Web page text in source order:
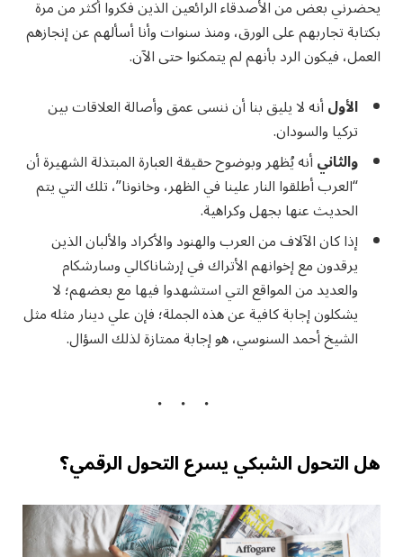
يحضرني بعض من الأصدقاء الرائعين الذين فكروا أكثر من مرة
بكتابة تجاربهم على الورق، ومنذ سنوات وأنا أسألهم عن إنجازهم
العمل، فيكون الرد بأنهم لم يتمكنوا حتى الآن.
الأولأنه لا يليق بنا أن ننسى عمق وأصالة العلاقات بين
تركيا والسودان.
والثانيأنه يُظهر وبوضوح حقيقة العبارة المبتذلة الشهيرة أن
“العرب أطلقوا النار علينا في الظهر، وخانونا”، تلك التي يتم
الحديث عنها بجهل وكراهية.
إذا كان الآلاف من العرب والهنود والأكراد والألبان الذين
يرقدون مع إخوانهم الأتراك في إرشاناكالي وسارشكام
والعديد من المواقع التي استشهدوا فيها مع بعضهم؛ لا
يشكلون إجابة كافية عن هذه الجملة؛ فإن علي دينار مثله مثل
الشيخ أحمد السنوسي، هو إجابة ممتازة لذلك السؤال.
هل التحول الشبكي يسرع التحول الرقمي؟